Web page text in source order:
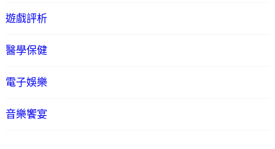
遊戲評析
醫學保健
電子娛樂
音樂饗宴